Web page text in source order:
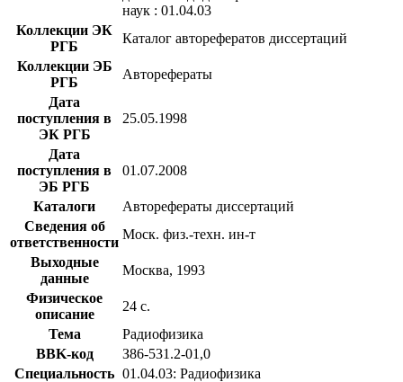
наук : 01.04.03
Коллекции ЭК
РГБ
Каталог авторефератов диссертаций
Коллекции ЭБ
РГБ
Авторефераты
Дата
поступления в
ЭК РГБ
25.05.1998
Дата
поступления в
ЭБ РГБ
01.07.2008
Каталоги
Авторефераты диссертаций
Сведения об
ответственности
Моск. физ.-техн. ин-т
Выходные
данные
Москва, 1993
Физическое
описание
24 с.
Тема
Радиофизика
BBK-код
З86-531.2-01,0
Специальность 01.04.03: Радиофизика